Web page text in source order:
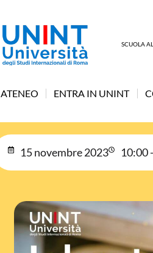
SCUOLA
ATENEO ENTRA IN UNINT
15 novembre 2023 10:00